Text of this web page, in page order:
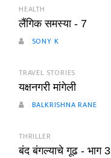
HEALTH
लैंगिक समस्या - 7
SONY K
TRAVEL STORIES
यक्षनगरी मांगेली
BALKRISHNA RANE
THRILLER
बंद बंगल्याचे गूढ - भाग 3